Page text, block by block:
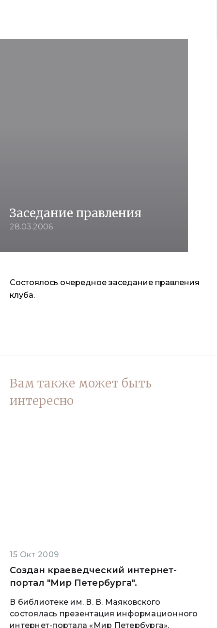
Заседание правления
28.03.2006
Состоялось очередное заседание правления
клуба.
Вам также может быть
интересно
15 Окт 2009
Создан краеведческий интернет-
портал "Мир Петербурга".
В библиотеке им. В. В. Маяковского
состоялась презентация информационного
интернет-портала «Мир Петербурга».